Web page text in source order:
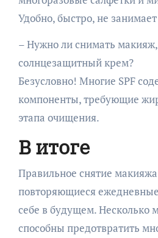
Удобно, быстро, не
– Нужно ли снимать
солнцезащитный крем?
Безусловно! Многие SPF
компоненты, требующие
этапа очищения.
В итоге
Правильное снятие
повторяющиеся
себе в будущем. Несколько
способны предотвратить